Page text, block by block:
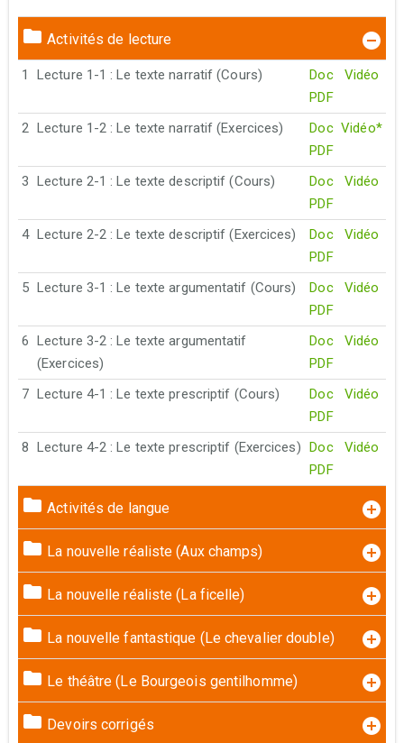
Activités de lecture
1 Lecture 1-1 : Le texte narratif (Cours)
Doc
PDF
Vidéo
2 Lecture 1-2 : Le texte narratif (Exercices)
Doc
PDF
Vidéo*
3 Lecture 2-1 : Le texte descriptif (Cours)
Doc
PDF
Vidéo
4 Lecture 2-2 : Le texte descriptif (Exercices)
Doc
PDF
Vidéo
5 Lecture 3-1 : Le texte argumentatif (Cours)
Doc
PDF
Vidéo
6
Lecture 3-2 : Le texte argumentatif
(Exercices)
Doc
PDF
Vidéo
7 Lecture 4-1 : Le texte prescriptif (Cours)
Doc
PDF
Vidéo
8 Lecture 4-2 : Le texte prescriptif (Exercices)
Doc
PDF
Vidéo
Activités de langue
La nouvelle réaliste (Aux champs)
La nouvelle réaliste (La ficelle)
La nouvelle fantastique (Le chevalier double)
Le théâtre (Le Bourgeois gentilhomme)
Devoirs corrigés